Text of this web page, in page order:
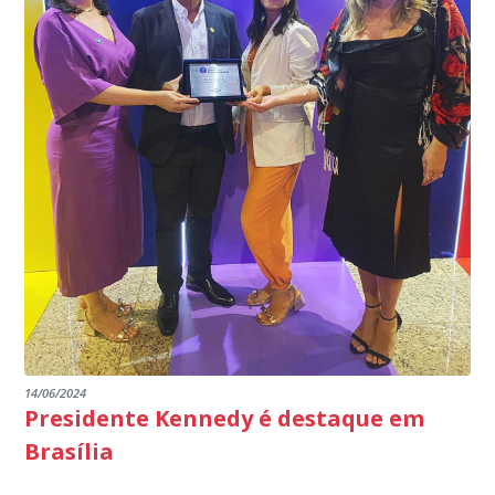
14/06/2024
Presidente Kennedy é destaque em
Brasília